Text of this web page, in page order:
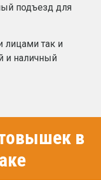
подъезд для
лицами так и
и наличный
в